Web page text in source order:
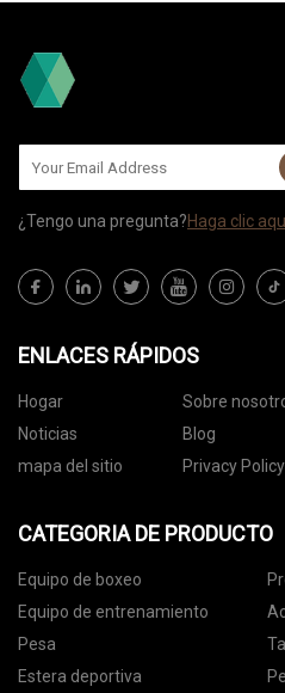
¿Tengo una pregunta?Haga clic
ENLACES RÁPIDOS
Hogar Sobre
Noticias
Blog
mapa del sitio
Privacy Policy
CATEGORIA DE PRODUCTO
Equipo de boxeo
Equipo de entrenamiento
Pesa
Estera deportiva